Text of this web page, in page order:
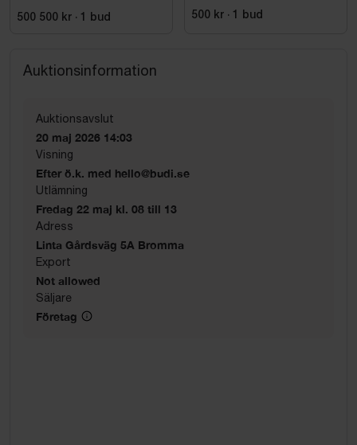
500 500 kr · 1 bud 500 kr · 1 bud
Auktionsinformation
Auktionsavslut
20 maj 2026 14:03
Visning
Efter ö.k. med hello@budi.se
Utlämning
Fredag 22 maj kl. 08 till 13
Adress
Linta Gårdsväg 5A Bromma
Export
Not allowed
Säljare
Företag